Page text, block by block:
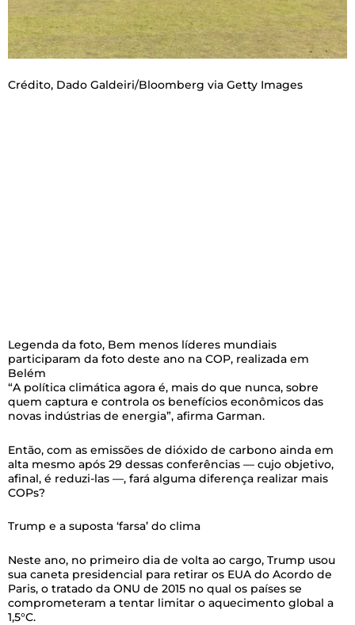
Crédito, Dado Galdeiri/Bloomberg via Getty Images
Legenda da foto, Bem menos líderes mundiais
participaram da foto deste ano na COP, realizada em
Belém
“A política climática agora é, mais do que nunca, sobre
quem captura e controla os benefícios econômicos das
novas indústrias de energia”, afirma Garman.
Então, com as emissões de dióxido de carbono ainda em
alta mesmo após 29 dessas conferências — cujo objetivo,
afinal, é reduzi-las —, fará alguma diferença realizar mais
COPs?
Trump e a suposta ‘farsa’ do clima
Neste ano, no primeiro dia de volta ao cargo, Trump usou
sua caneta presidencial para retirar os EUA do Acordo de
Paris, o tratado da ONU de 2015 no qual os países se
comprometeram a tentar limitar o aquecimento global a
1,5°C.